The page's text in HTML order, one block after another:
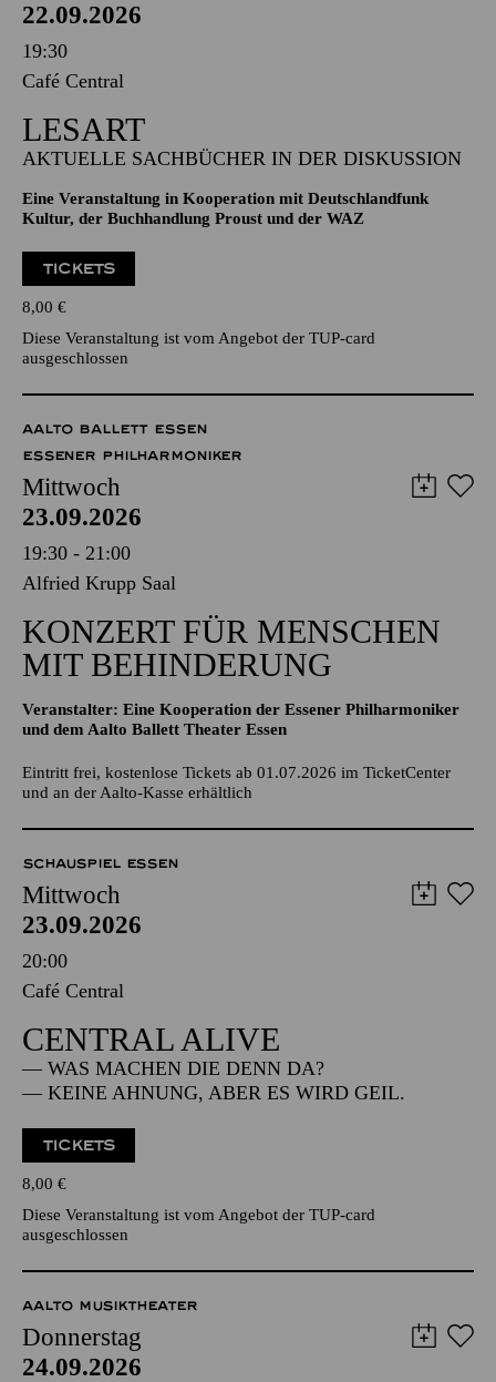
22.09.2026
19:30
Café Central
LESART
AKTUELLE SACHBÜCHER IN DER DISKUSSION
Eine Veranstaltung in Kooperation mit Deutschlandfunk
Kultur, der Buchhandlung Proust und der WAZ
TICKETS
8,00 €
Diese Veranstaltung ist vom Angebot der TUP-card
ausgeschlossen
AALTO BALLETT ESSEN
ESSENER PHILHARMONIKER
Mittwoch
23.09.2026
19:30 - 21:00
Alfried Krupp Saal
KONZERT FÜR MENSCHEN
MIT BEHINDERUNG
Veranstalter: Eine Kooperation der Essener Philharmoniker
und dem Aalto Ballett Theater Essen
Eintritt frei, kostenlose Tickets ab 01.07.2026 im TicketCenter
und an der Aalto-Kasse erhältlich
SCHAUSPIEL ESSEN
Mittwoch
23.09.2026
20:00
Café Central
CENTRAL ALIVE
— WAS MACHEN DIE DENN DA?
— KEINE AHNUNG, ABER ES WIRD GEIL.
TICKETS
8,00 €
Diese Veranstaltung ist vom Angebot der TUP-card
ausgeschlossen
AALTO MUSIKTHEATER
Donnerstag
24.09.2026